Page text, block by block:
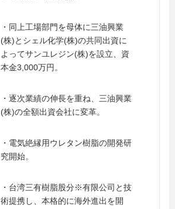
・同上工場部門を母体に三油興業
(株)とシェル化学(株)の共同出資に
よってサンユレジン(株)を設立、資
本金3,000万円。
・逐次業績の伸長を重ね、三油興業
(株)の全額出資会社に変革。
・電気絶縁用ウレタン樹脂の開発研
究開始。
・台湾三有樹脂股分※有限公司と技
術提携し、本格的に海外進出を開